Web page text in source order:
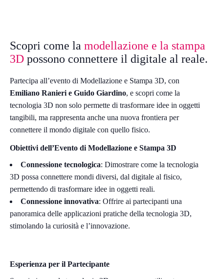
Scopri come la modellazione e la stampa
3D possono connettere il digitale al reale.
Partecipa all’evento di Modellazione e Stampa 3D, con
Emiliano Ranieri e Guido Giardino, e scopri come la
tecnologia 3D non solo permette di trasformare idee in oggetti
tangibili, ma rappresenta anche una nuova frontiera per
connettere il mondo digitale con quello fisico.
Obiettivi dell’Evento di Modellazione e Stampa 3D
Connessione tecnologica: Dimostrare come la tecnologia
3D possa connettere mondi diversi, dal digitale al fisico,
permettendo di trasformare idee in oggetti reali.
Connessione innovativa: Offrire ai partecipanti una
panoramica delle applicazioni pratiche della tecnologia 3D,
stimolando la curiosità e l’innovazione.
Esperienza per il Partecipante